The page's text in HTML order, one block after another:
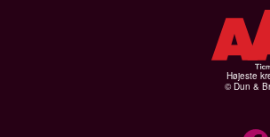
Højeste
© Dun &